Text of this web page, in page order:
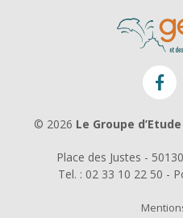
© 2026 Le Groupe
Place des Justes -
Tel. : 02 33 10 22 50 -